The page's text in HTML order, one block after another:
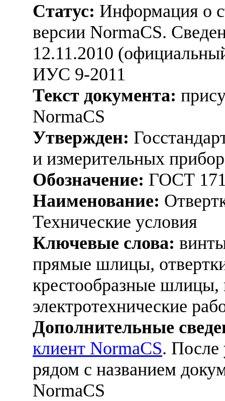
Статус: Информация о
версии NormaCS.
12.11.2010
ИУС 9-2011
Текст документа:
NormaCS
Утвержден:
и измерительных
Обозначение: ГОСТ
Наименование:
Технические условия
Ключевые слова:
прямые шлицы,
крестообразные шлицы,
электротехнические
Дополнительные
клиент NormaCS. После
рядом с названием
NormaCS